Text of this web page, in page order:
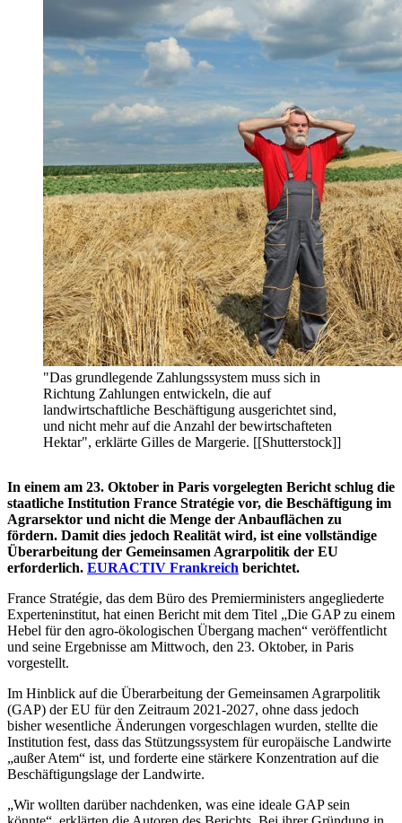
"Das grundlegende Zahlungssystem muss sich in
Richtung Zahlungen entwickeln, die auf
landwirtschaftliche Beschäftigung ausgerichtet sind,
und nicht mehr auf die Anzahl der bewirtschafteten
Hektar", erklärte Gilles de Margerie. [[Shutterstock]]
In einem am 23. Oktober in Paris vorgelegten Bericht schlug die
staatliche Institution France Stratégie vor, die Beschäftigung im
Agrarsektor und nicht die Menge der Anbauflächen zu
fördern. Damit dies jedoch Realität wird, ist eine vollständige
Überarbeitung der Gemeinsamen Agrarpolitik der EU
erforderlich. EURACTIV Frankreich berichtet.
France Stratégie, das dem Büro des Premierministers angegliederte
Experteninstitut, hat einen Bericht mit dem Titel „Die GAP zu einem
Hebel für den agro-ökologischen Übergang machen“ veröffentlicht
und seine Ergebnisse am Mittwoch, den 23. Oktober, in Paris
vorgestellt.
Im Hinblick auf die Überarbeitung der Gemeinsamen Agrarpolitik
(GAP) der EU für den Zeitraum 2021-2027, ohne dass jedoch
bisher wesentliche Änderungen vorgeschlagen wurden, stellte die
Institution fest, dass das Stützungssystem für europäische Landwirte
„außer Atem“ ist, und forderte eine stärkere Konzentration auf die
Beschäftigungslage der Landwirte.
„Wir wollten darüber nachdenken, was eine ideale GAP sein